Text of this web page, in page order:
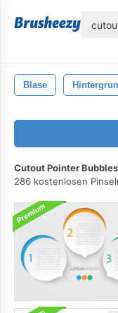
Blase
Cutout Pointer
286 kostenlosen